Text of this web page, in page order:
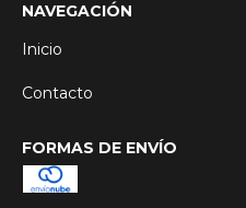
NAVEGACIÓN
Inicio
Contacto
FORMAS DE ENVÍO